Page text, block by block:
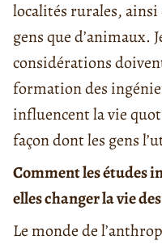
localités rurales, ainsi
gens que d’animaux.
considérations
formation des
influencent la vie
façon dont les gens
Comment les études
elles changer la vie
Le monde de